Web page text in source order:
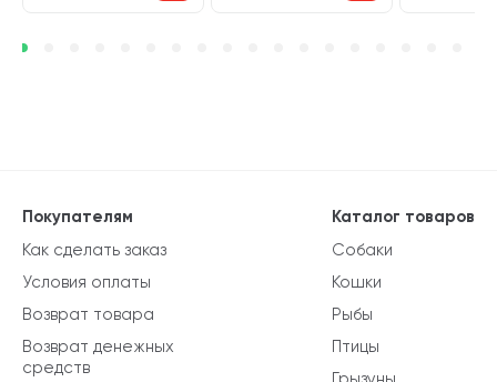
Каталог товаров
Собаки
Кошки
Рыбы
Птицы
Покупателям
Как сделать заказ
Условия оплаты
Возврат товара
Возврат денежных
средств